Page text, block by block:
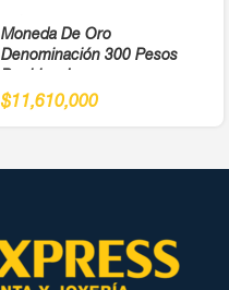
Moneda De Oro
Denominación 300 Pesos
Panamericanos Año 1971 Cali
$11,610,000